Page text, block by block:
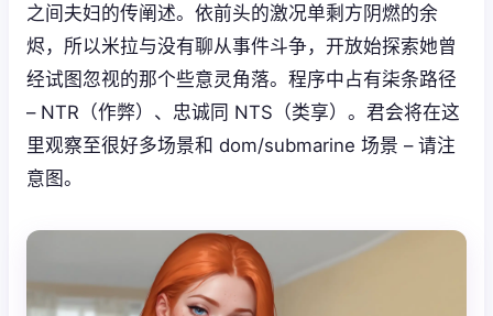
之间夫妇的传阐述。依前头的激况单剩方阴燃的余
烬，所以米拉与没有聊从事件斗争，开放始探索她曾
经试图忽视的那个些意灵角落。程序中占有柒条路径
– NTR（作弊）、忠诚同 NTS（类享）。君会将在这
里观察至很好多场景和 dom/submarine 场景 – 请注
意图。